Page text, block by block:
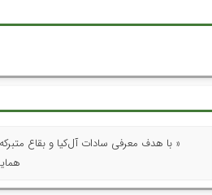
« با هدف معرفی سادات آل‌کیا و بقاع